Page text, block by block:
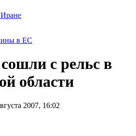
в ЕС
с рельс в
области
2007, 16:02